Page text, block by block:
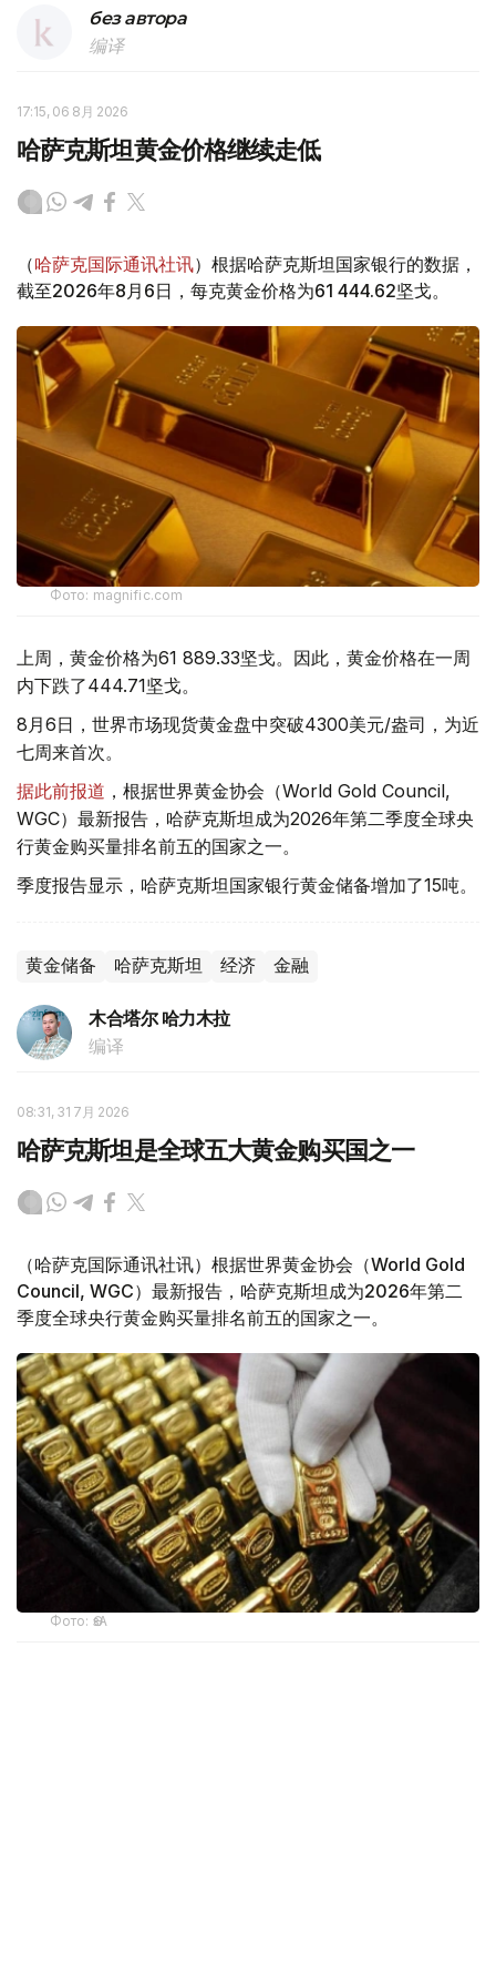
без автора
编译
17:15, 06 8月 2026
哈萨克斯坦黄金价格继续走低
（哈萨克国际通讯社讯）根据哈萨克斯坦国家银行的数据，
截至2026年8月6日，每克黄金价格为61 444.62坚戈。
Фото: magnific.com
上周，黄金价格为61 889.33坚戈。因此，黄金价格在一周
内下跌了444.71坚戈。
8月6日，世界市场现货黄金盘中突破4300美元/盎司，为近
七周来首次。
据此前报道 ，根据世界黄金协会（World Gold Council,
WGC）最新报告，哈萨克斯坦成为2026年第二季度全球央
行黄金购买量排名前五的国家之一。
季度报告显示，哈萨克斯坦国家银行黄金储备增加了15吨。
黄金储备 哈萨克斯坦 经济 金融
木合塔尔 哈力木拉
编译
08:31, 31 7月 2026
哈萨克斯坦是全球五大黄金购买国之一
（哈萨克国际通讯社讯）根据世界黄金协会（World Gold
Council, WGC）最新报告，哈萨克斯坦成为2026年第二
季度全球央行黄金购买量排名前五的国家之一。
Фото: ӨзА